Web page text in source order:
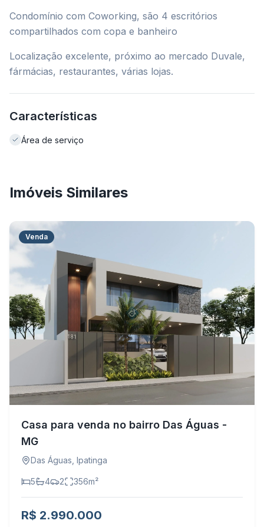
Condomínio com Coworking, são 4 escritórios
compartilhados com copa e banheiro
Localização excelente, próximo ao mercado Duvale,
fármácias, restaurantes, várias lojas.
Características
Área de serviço
Imóveis Similares
Venda
Casa para venda no bairro Das Águas -
MG
Das Águas Ipatinga
5 4 2 356m²
R$ 2.990.000